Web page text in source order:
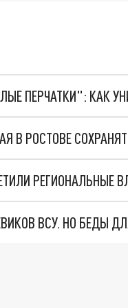
ПЕРЧАТКИ": КАК
РЕГИОНАЛЬНЫЕ
ВСУ. НО БЕДЫ